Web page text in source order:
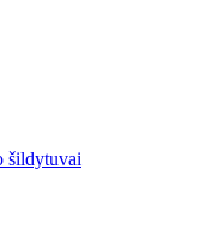
šildytuvai